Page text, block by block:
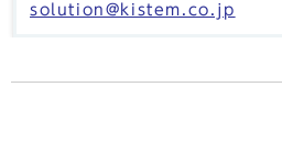
solution@kistem.co.jp